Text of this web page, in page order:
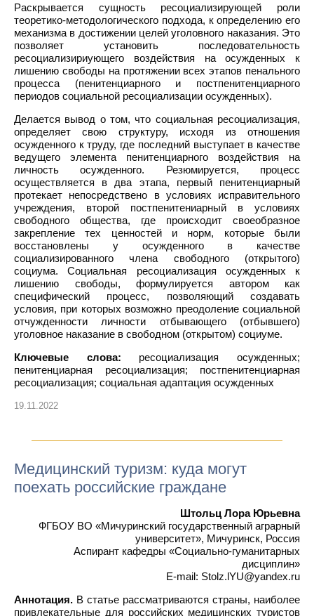
Раскрывается сущность ресоциализирующей роли
теоретико-методологического подхода, к определению его
механизма в достижении целей уголовного наказания. Это
позволяет установить последовательность
ресоциализириующего воздействия на осужденных к
лишению свободы на протяжении всех этапов пенального
процесса (пенитенциарного и постпенитенциарного
периодов социальной ресоциализации осужденных).
Делается вывод о том, что социальная ресоциализация,
определяет свою структуру, исходя из отношения
осужденного к труду, где последний выступает в качестве
ведущего элемента пенитенциарного воздействия на
личность осужденного. Резюмируется, процесс
осуществляется в два этапа, первый пенитенциарный
протекает непосредствено в условиях исправительного
учреждения, второй постпенитениарный в условиях
свободного общества, где происходит своеобразное
закрепление тех ценностей и норм, которые были
восстановлены у осужденного в качестве
социализированного члена свободного (открытого)
социума. Социальная ресоциализация осужденных к
лишению свободы, формулируется автором как
специфический процесс, позволяющий создавать
условия, при которых возможно преодоление социальной
отчужденности личности отбывающего (отбывшего)
уголовное наказание в свободном (открытом) социуме.
Ключевые слова: ресоциализация осужденных;
пенитенциарная ресоциализация; постпенитенциарная
ресоциализация; социальная адаптация осужденных
19.11.2022
Медицинский туризм: куда могут
поехать российские граждане
Штольц Лора Юрьевна
ФГБОУ ВО «Мичуринский государственный аграрный
университет», Мичуринск, Россия
Аспирант кафедры «Социально-гуманитарных
дисциплин»
E-mail: Stolz.lYU@yandex.ru
Аннотация. В статье рассматриваются страны, наиболее
привлекательные для российских медицинских туристов